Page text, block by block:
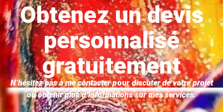
Obtenez un devis
personnalisé
gratuitement
N’hésitez pas à me contacter pourdiscuter de votre projet
ou obtenir plus d’informations sur mes services.